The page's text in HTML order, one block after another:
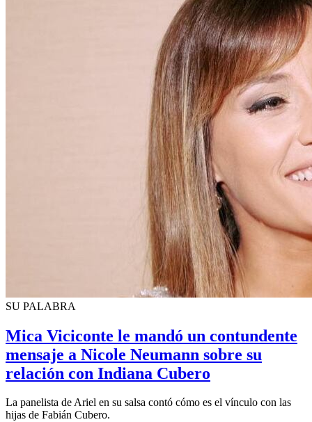
SU PALABRA
Mica Viciconte le mandó un contundente
mensaje a Nicole Neumann sobre su
relación con Indiana Cubero
La panelista de Ariel en su salsa contó cómo es el vínculo con las
hijas de Fabián Cubero.